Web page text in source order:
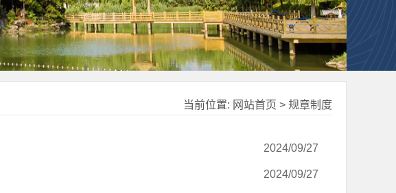
当前位置: 网站首页 > 规章制度
2024/09/27
2024/09/27